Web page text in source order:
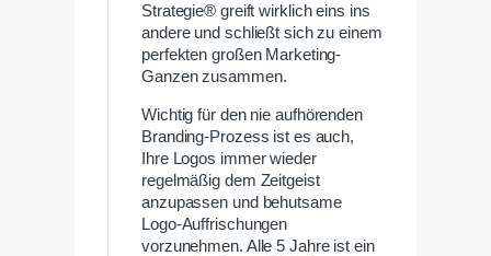
Strategie® greift wirklich eins ins
andere und schließt sich zu einem
perfekten großen Marketing-
Ganzen zusammen.
Wichtig für den nie aufhörenden
Branding-Prozess ist es auch,
Ihre Logos immer wieder
regelmäßig dem Zeitgeist
anzupassen und behutsame
Logo-Auffrischungen
vorzunehmen. Alle 5 Jahre ist ein